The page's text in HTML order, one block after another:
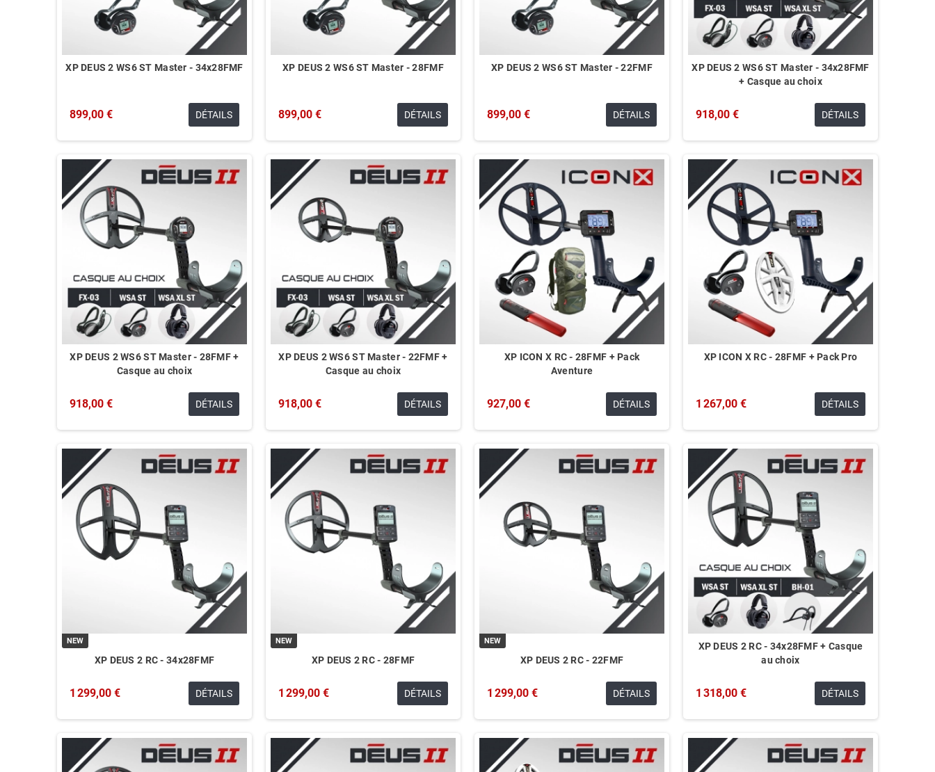
XP DEUS 2 WS6 ST Master - 34x28FMF
899,00 € DÉTAILS
XP DEUS 2 WS6 ST Master - 28FMF
899,00 € DÉTAILS
XP DEUS 2 WS6 ST Master - 22FMF
899,00 € DÉTAILS
XP DEUS 2 WS6 ST Master - 34x28FMF
+ Casque au choix
918,00 € DÉTAILS
XP DEUS 2 WS6 ST Master - 28FMF +
Casque au choix
918,00 € DÉTAILS
XP DEUS 2 WS6 ST Master - 22FMF +
Casque au choix
918,00 € DÉTAILS
XP ICON X RC - 28FMF + Pack
Aventure
927,00 € DÉTAILS
XP ICON X RC - 28FMF + Pack Pro
1 267,00 € DÉTAILS
NEW
XP DEUS 2 RC - 34x28FMF
1 299,00 € DÉTAILS
NEW
XP DEUS 2 RC - 28FMF
1 299,00 € DÉTAILS
NEW
XP DEUS 2 RC - 22FMF
1 299,00 € DÉTAILS
XP DEUS 2 RC - 34x28FMF + Casque
au choix
1 318,00 € DÉTAILS